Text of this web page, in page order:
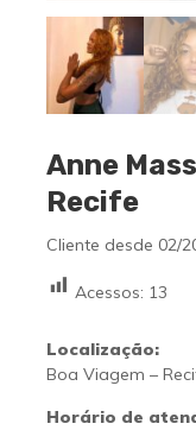
Anne
Recife
Cliente desde 02/
Acessos: 13
Localização:
Boa Viagem –
Horário de